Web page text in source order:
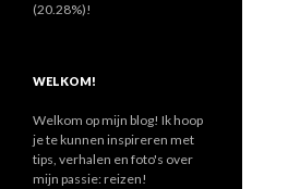
r(20.28%)!
WELKOM!
Welkom op mijn blog! Ik hoop
je te kunnen inspireren met
tips, verhalen en foto's over
mijn passie: reizen!